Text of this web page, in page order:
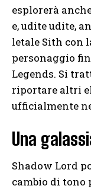
esplorerà
e, udite udite,
letale Sith con
personaggio
Legends. Si
riportare altri
ufficialmente
Una
Shadow Lord
cambio di tono